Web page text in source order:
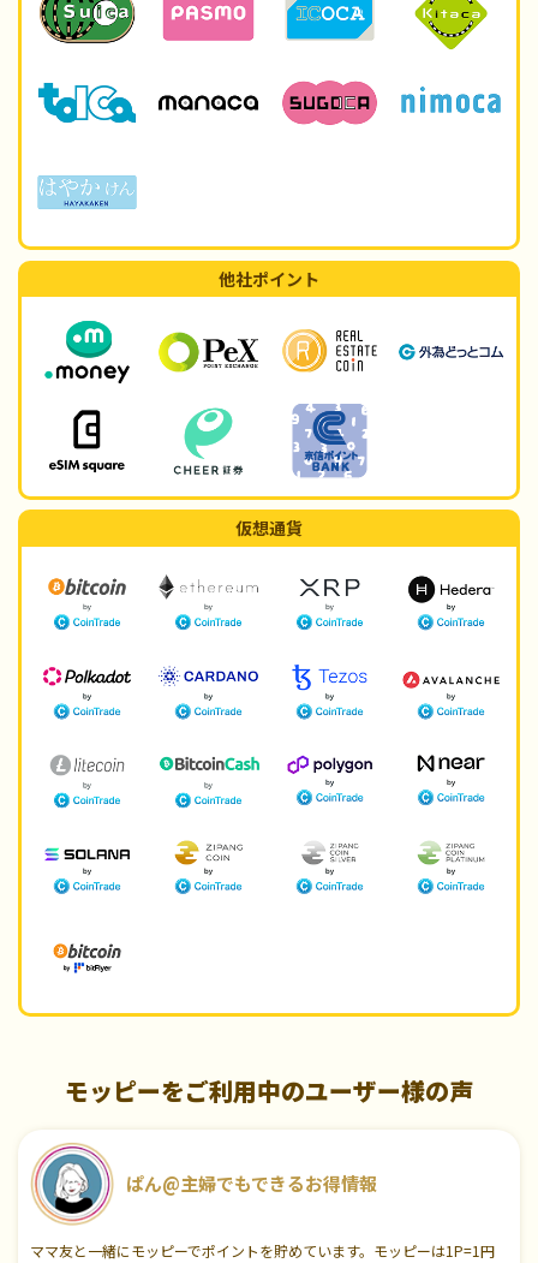
他社ポイント
仮想通貨
モッピーをご利用中のユーザー様の声
ぱん@主婦でもできるお得情報
ママ友と一緒にモッピーでポイントを貯めています。モッピーは1P=1円